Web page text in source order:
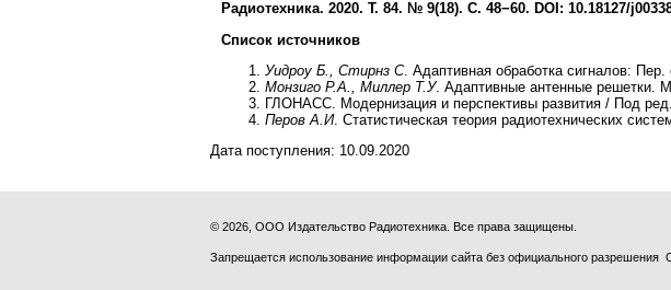
Радиотехника. 2020. Т. 84. № 9(18). С. 48−60. DOI: 10.18127/
Список источников
Уидроу Б., Стирнз С. Адаптивная обработка сигналов: Пер.
Монзиго Р.А., Миллер Т.У. Адаптивные антенные решетки.
ГЛОНАСС. Модернизация и перспективы развития / Под ред.
Перов А.И. Статистическая теория радиотехнических
Дата поступления: 10.09.2020
© 2026, ООО Издательство Радиотехника. Все права защищены.
Запрещается использование информации сайта без официального разрешения